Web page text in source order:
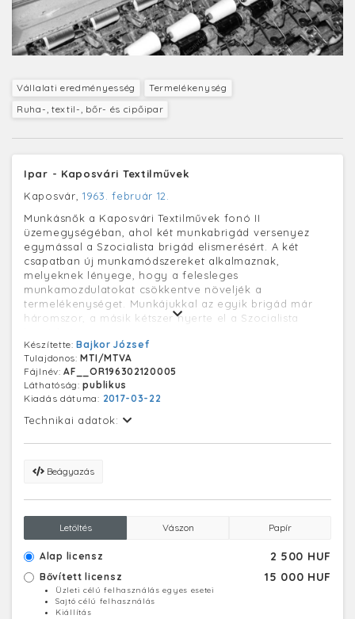
Vállalati eredményesség
Termelékenység
Ruha-, textil-, bőr- és cipőipar
Ipar - Kaposvári Textilművek
Kaposvár, 1963. február 12.
Munkásnők a Kaposvári Textilművek fonó II
üzemegységéban, ahol két munkabrigád versenyez
egymással a Szocialista brigád elismerésért. A két
csapatban új munkamódszereket alkalmaznak,
melyeknek lényege, hogy a felesleges
munkamozdulatokat csökkentve növeljék a
termelékenységet. Munkájukkal az egyik brigád már
háromszor, a másik kétszer nyerte el a Szocialista
Készítette:Bajkor József
Tulajdonos:MTI/MTVA
Fájlnév:AF__OR196302120005
Láthatóság:publikus
Kiadás dátuma: 2017-03-22
Technikai adatok:
Beágyazás
Letöltés Vászon Papír
Alap licensz 2 500 HUF
Bővített licensz 15 000 HUF
Üzleti célú felhasználás egyes esetei
Sajtó célú felhasználás
Kiállítás